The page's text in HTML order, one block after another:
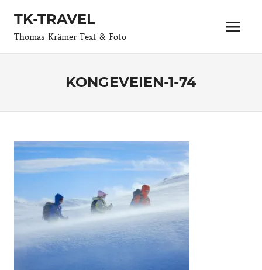
Inhalt
springen
TK-TRAVEL
Thomas Krämer Text & Foto Menü
KONGEVEIEN-1-74